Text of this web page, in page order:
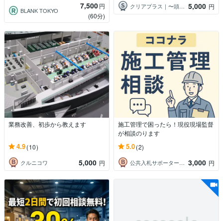
BLANK TOKYO 7,500円
(60分)
クリアプラス｜〜頭と心を整える〜 5,000 円
業務改善、初歩から教えます
4.9(10)
クルニコワ 5,000 円
施工管理で困ったら！現役現場監督
が相談のります
5.0(2)
公共入札サポーター セコカンパパ 3,000 円